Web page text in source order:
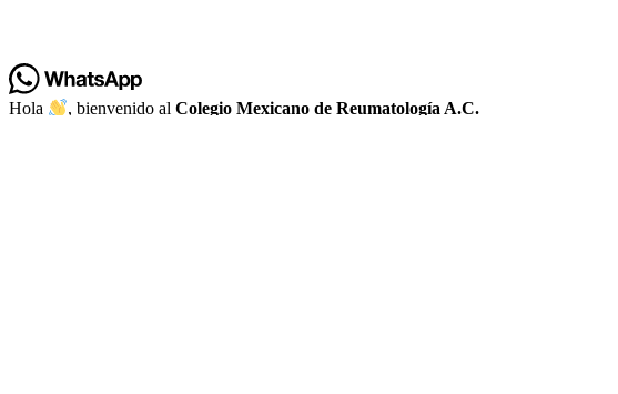
Hola , bienvenido alColegio Mexicano de Reumatología A.C.